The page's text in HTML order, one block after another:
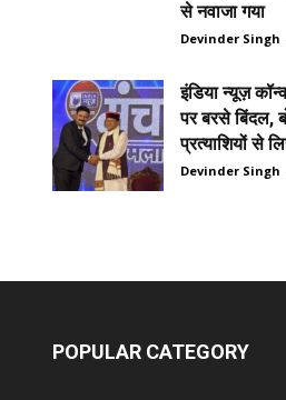
से नवाजा गया
Devinder Singh
इंडिया न्यूज़
पर बरसे बिंदल,
प्रत्याशियों से
Devinder Singh
POPULAR CATEGORY